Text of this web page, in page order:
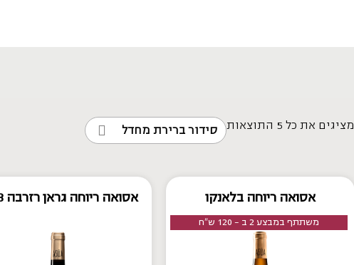
מציגים את כל ⁦5⁩ התוצאות
אסואה ריוחה בלאנקו
משתתף במבצע 2 ב - 120 ש"ח
אסואה ריוחה גראן רזרבה 2018